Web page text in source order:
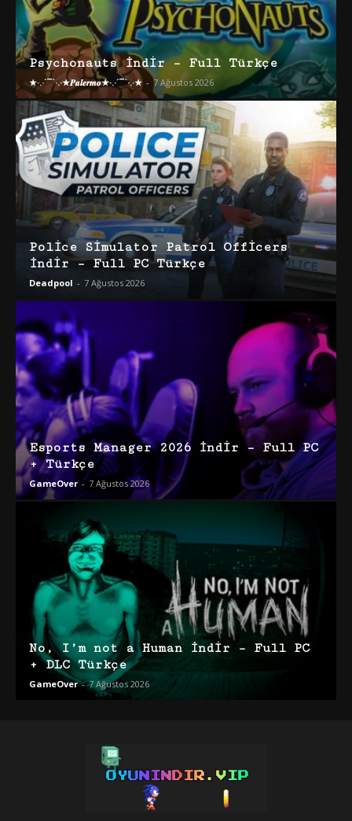
Psychonauts İndir – Full Türkçe
★·.·´¯`·.·★𝑷𝒂𝒍𝒆𝒓𝒎𝒐★·.·´¯`·.·★ - 7 Ağustos 2026
Police Simulator Patrol Officers
İndir – Full PC Türkçe
Deadpool - 7 Ağustos 2026
Esports Manager 2026 İndir – Full PC
+ Türkçe
GameOver - 7 Ağustos 2026
No, I’m not a Human İndir – Full PC
+ DLC Türkçe
GameOver - 7 Ağustos 2026